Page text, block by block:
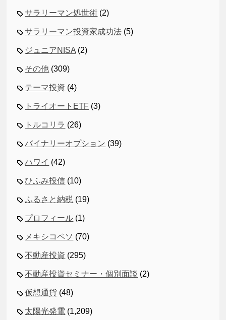
サラリーマン処世術 (2)
サラリーマン投資家成功法 (5)
ジュニアNISA (2)
その他 (309)
テーマ投資 (4)
トライオートETF (3)
トルコリラ (26)
バイナリーオプション (39)
ハワイ (42)
ひふみ投信 (10)
ふるさと納税 (19)
プロフィール (1)
メキシコペソ (70)
不動産投資 (295)
不動産投資セミナー・個別面談 (2)
仮想通貨 (48)
太陽光発電 (1,209)